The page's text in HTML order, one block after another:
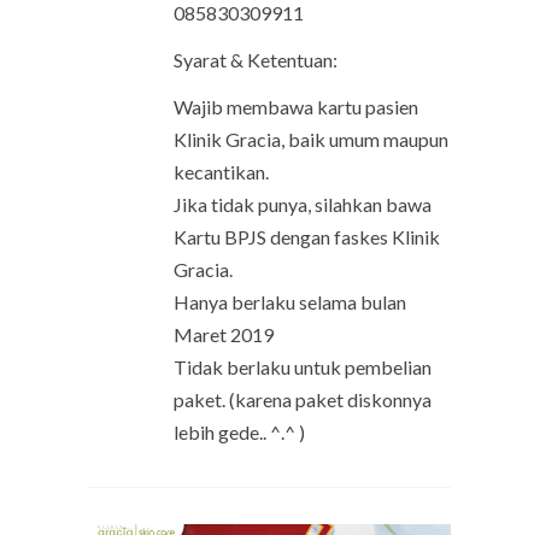
085830309911
Syarat & Ketentuan:
Wajib membawa kartu pasien
Klinik Gracia, baik umum maupun
kecantikan.
Jika tidak punya, silahkan bawa
Kartu BPJS dengan faskes Klinik
Gracia.
Hanya berlaku selama bulan
Maret 2019
Tidak berlaku untuk pembelian
paket. (karena paket diskonnya
lebih gede.. ^.^ )